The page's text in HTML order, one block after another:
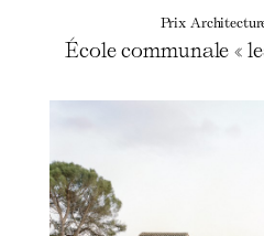
Prix
École communale «